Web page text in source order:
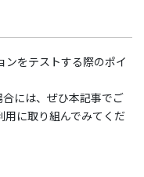
をテストする際のポイ
には、ぜひ本記事でご
に取り組んでみてくだ